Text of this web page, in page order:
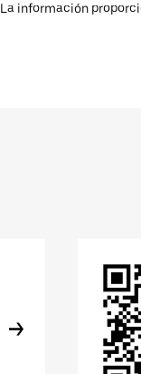
información